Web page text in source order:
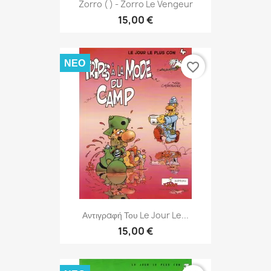
Zorro ( ) - Zorro Le Vengeur
15,00 €
Αντιγραφή Του Le Jour Le...
15,00 €
ΝΈΟ favorite_border